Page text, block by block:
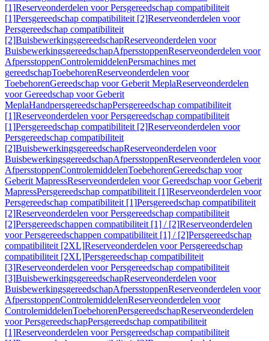
[1]Reserveonderdelen voor Persgereedschap compatibiliteit
[1]Persgereedschap compatibiliteit [2]Reserveonderdelen voor
Persgereedschap compatibiliteit
[2]BuisbewerkingsgereedschapReserveonderdelen voor
BuisbewerkingsgereedschapAfpersstoppenReserveonderdelen voor
AfpersstoppenControlemiddelenPersmachines met
gereedschapToebehorenReserveonderdelen voor
ToebehorenGereedschap voor Geberit MeplaReserveonderdelen
voor Gereedschap voor Geberit
MeplaHandpersgereedschapPersgereedschap compatibiliteit
[1]Reserveonderdelen voor Persgereedschap compatibiliteit
[1]Persgereedschap compatibiliteit [2]Reserveonderdelen voor
Persgereedschap compatibiliteit
[2]BuisbewerkingsgereedschapReserveonderdelen voor
BuisbewerkingsgereedschapAfpersstoppenReserveonderdelen voor
AfpersstoppenControlemiddelenToebehorenGereedschap voor
Geberit MapressReserveonderdelen voor Gereedschap voor Geberit
MapressPersgereedschap compatibiliteit [1]Reserveonderdelen voor
Persgereedschap compatibiliteit [1]Persgereedschap compatibiliteit
[2]Reserveonderdelen voor Persgereedschap compatibiliteit
[2]Persgereedschappen compatibiliteit [1] / [2]Reserveonderdelen
voor Persgereedschappen compatibiliteit [1] / [2]Persgereedschap
compatibiliteit [2XL]Reserveonderdelen voor Persgereedschap
compatibiliteit [2XL]Persgereedschap compatibiliteit
[3]Reserveonderdelen voor Persgereedschap compatibiliteit
[3]BuisbewerkingsgereedschapReserveonderdelen voor
BuisbewerkingsgereedschapAfpersstoppenReserveonderdelen voor
AfpersstoppenControlemiddelenReserveonderdelen voor
ControlemiddelenToebehorenPersgereedschapReserveonderdelen
voor PersgereedschapPersgereedschap compatibiliteit
[1]Reserveonderdelen voor Persgereedschap compatibiliteit